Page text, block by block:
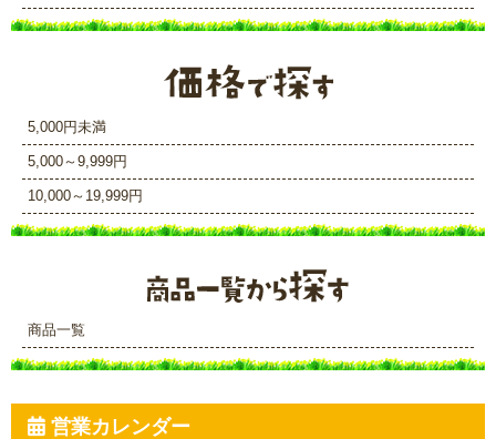
5,000円未満
5,000～9,999円
10,000～19,999円
商品一覧
営業カレンダー